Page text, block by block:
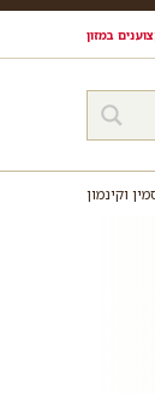
במזון
וקינמון